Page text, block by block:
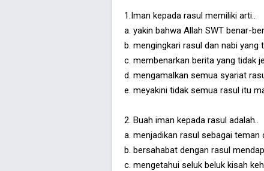
1.Iman kepada rasul memiliki arti..
a. yakin bahwa Allah SWT benar-
b. mengingkari rasul dan nabi yang
c. membenarkan berita yang tidak
d. mengamalkan semua syariat
e. meyakini tidak semua rasul itu
2. Buah iman kepada rasul adalah..
a. menjadikan rasul sebagai teman
b. bersahabat dengan rasul
c. mengetahui seluk beluk kisah